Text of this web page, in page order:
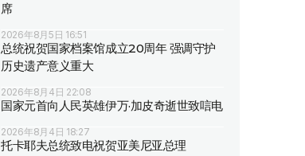
席
2026年8月5日 16:51
总统祝贺国家档案馆成立20周年 强调守护
历史遗产意义重大
2026年8月4日 22:08
国家元首向人民英雄伊万·加皮奇逝世致唁电
2026年8月4日 18:27
托卡耶夫总统致电祝贺亚美尼亚总理